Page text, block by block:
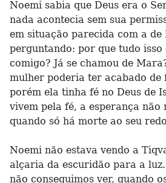
Noemi sabia que Deus era o
nada acontecia sem sua
em situação parecida com a de
perguntando: por que tudo isso
comigo? Já se chamou de
mulher poderia ter acabado
porém ela tinha fé no Deus de
vivem pela fé, a esperança não
quando só há morte ao seu
Noemi não estava vendo a
alçaria da escuridão para a
não conseguimos ver, quando